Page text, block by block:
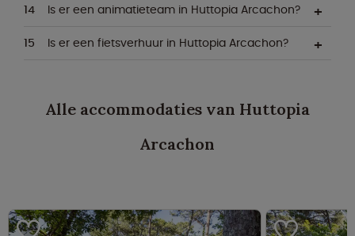
Is er een animatieteam in Huttopia Arcachon?
Is er een fietsverhuur in Huttopia Arcachon?
Alle accommodaties van Huttopia
Arcachon